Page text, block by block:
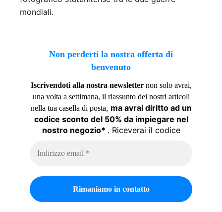
mondiali.
Non perderti la nostra offerta di
benvenuto
Iscrivendoti alla nostra newsletternon solo avrai,
una volta a settimana, il riassunto dei nostri articoli
nella tua casella di posta, ma avrai diritto ad un
codice sconto del 50% da impiegare nel
nostro negozio* . Riceverai il codice